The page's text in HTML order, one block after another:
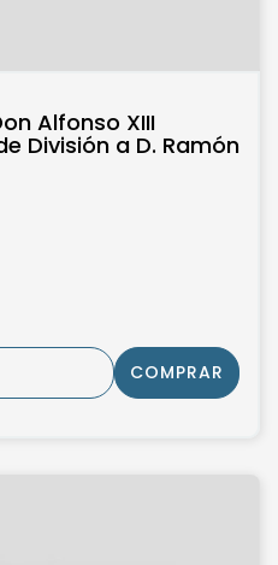
Alfonso XIII
División a D. Ramón
COMPRAR